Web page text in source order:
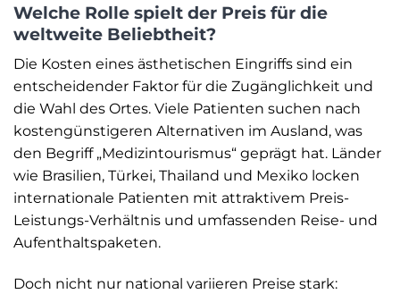
Welche Rolle spielt der Preis für die
weltweite Beliebtheit?
Die Kosten eines ästhetischen Eingriffs sind ein
entscheidender Faktor für die Zugänglichkeit und
die Wahl des Ortes. Viele Patienten suchen nach
kostengünstigeren Alternativen im Ausland, was
den Begriff „Medizintourismus“ geprägt hat. Länder
wie Brasilien, Türkei, Thailand und Mexiko locken
internationale Patienten mit attraktivem Preis-
Leistungs-Verhältnis und umfassenden Reise- und
Aufenthaltspaketen.
Doch nicht nur national variieren Preise stark: